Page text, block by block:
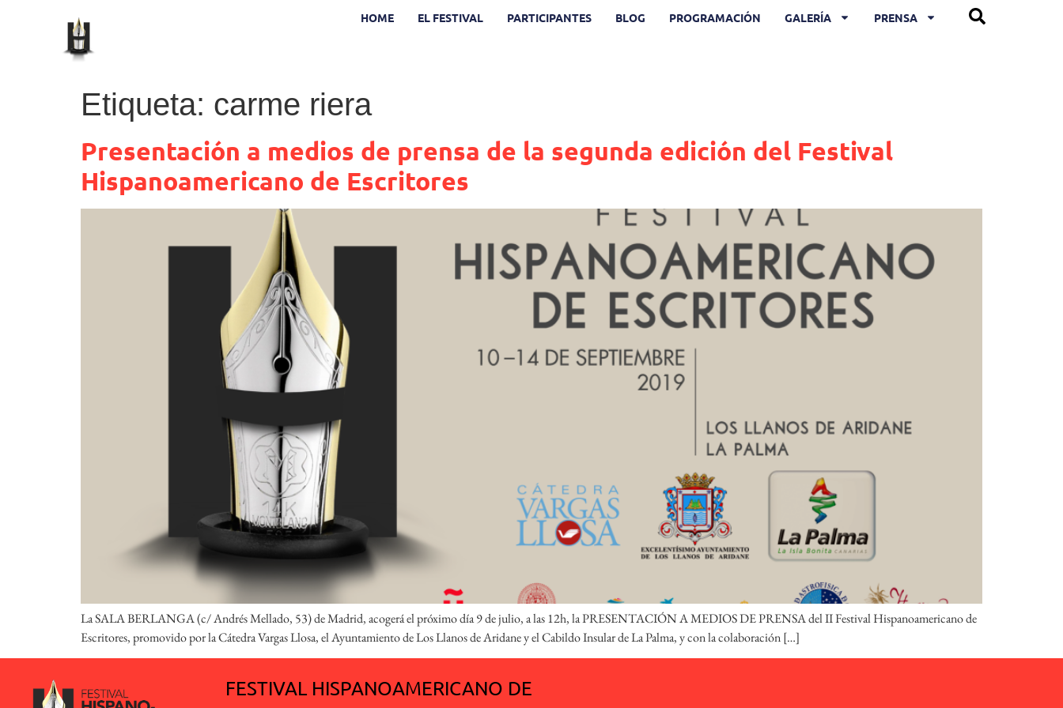
HOME EL FESTIVAL PARTICIPANTES BLOG PROGRAMACIÓN GALERÍA PRENSA
Etiqueta: carme riera
Presentación a medios de prensa de la segunda edición del Festival
Hispanoamericano de Escritores
La SALA BERLANGA (c/ Andrés Mellado, 53) de Madrid, acogerá el próximo día 9 de julio, a las 12h, la PRESENTACIÓN A MEDIOS DE PRENSA del II Festival Hispanoamericano de
Escritores, promovido por la Cátedra Vargas Llosa, el Ayuntamiento de Los Llanos de Aridane y el Cabildo Insular de La Palma, y con la colaboración […]
FESTIVAL HISPANOAMERICANO DE